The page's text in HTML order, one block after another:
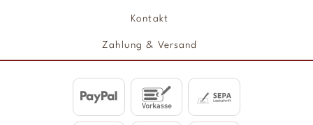
Kontakt
Zahlung & Versand